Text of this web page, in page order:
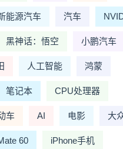
能源汽车 汽车
黑神话：悟空 小鹏汽车
人工智能 鸿蒙
笔记本 CPU处理器
车 AI 电影 大
60 iPhone手机